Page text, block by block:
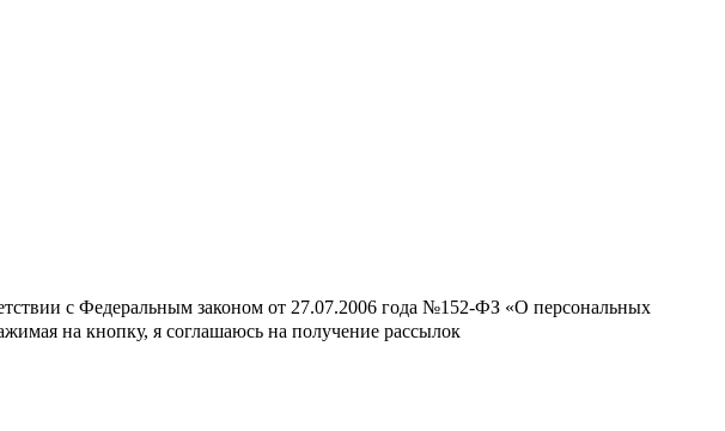
с Федеральным законом от 27.07.2006 года №152-ФЗ «О персональных
на кнопку, я соглашаюсь на получение рассылок